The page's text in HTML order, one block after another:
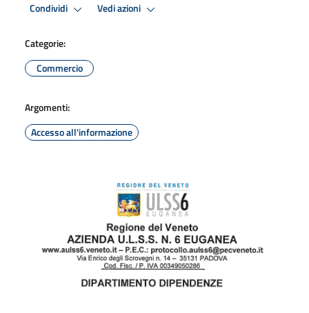
Condividi Vedi azioni
Categorie:
Commercio
Argomenti:
Accesso all'informazione